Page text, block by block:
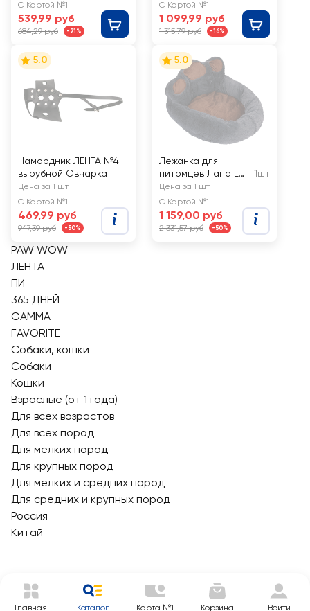
С Картой №1
539,99 руб
684,29 руб -21%
С Картой №1
1 099,99 руб
1 315,79 руб -16%
5.0
Намордник ЛЕНТА №4
вырубной Овчарка
Цена за 1 шт
С Картой №1
469,99 руб
947,39 руб -50%
5.0
Лежанка для
питомцев Лапа L
65х60х25см
1шт
Цена за 1 шт
С Картой №1
1 159,00 руб
2 331,57 руб -50%
PAW WOW
ЛЕНТА
ПИ
365 ДНЕЙ
GAMMA
FAVORITE
Собаки, кошки
Собаки
Кошки
Взрослые (от 1 года)
Для всех возрастов
Для всех пород
Для мелких пород
Для крупных пород
Для мелких и средних пород
Для средних и крупных пород
Россия
Китай
Главная Каталог Карта №1 Корзина Войти